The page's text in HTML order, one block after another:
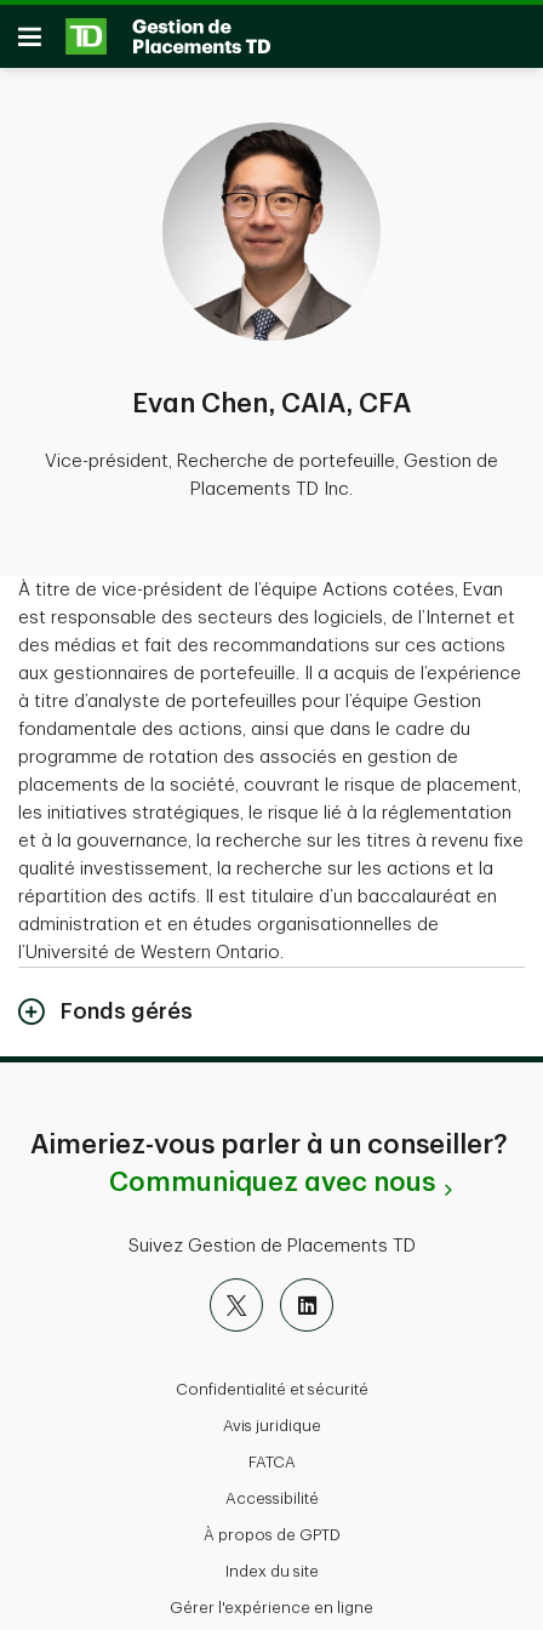
Passer au contenu principal
Ouvrir
Evan Chen, CAIA, CFA
Vice-président, Recherche de portefeuille, Gestion de
Placements TD Inc.
À titre de vice-président de l’équipe Actions cotées, Evan
est responsable des secteurs des logiciels, de l’Internet et
des médias et fait des recommandations sur ces actions
aux gestionnaires de portefeuille. Il a acquis de l’expérience
à titre d’analyste de portefeuilles pour l’équipe Gestion
fondamentale des actions, ainsi que dans le cadre du
programme de rotation des associés en gestion de
placements de la société, couvrant le risque de placement,
les initiatives stratégiques, le risque lié à la réglementation
et à la gouvernance, la recherche sur les titres à revenu fixe
qualité investissement, la recherche sur les actions et la
répartition des actifs. Il est titulaire d’un baccalauréat en
administration et en études organisationnelles de
l’Université de Western Ontario.
Fonds gérés
Aimeriez-vous parler à un conseiller?
Communiquez avec nous
Suivez Gestion de Placements TD
Confidentialité et sécurité
Avis juridique
FATCA
Accessibilité
À propos de GPTD
Index du site
Gérer l'expérience en ligne